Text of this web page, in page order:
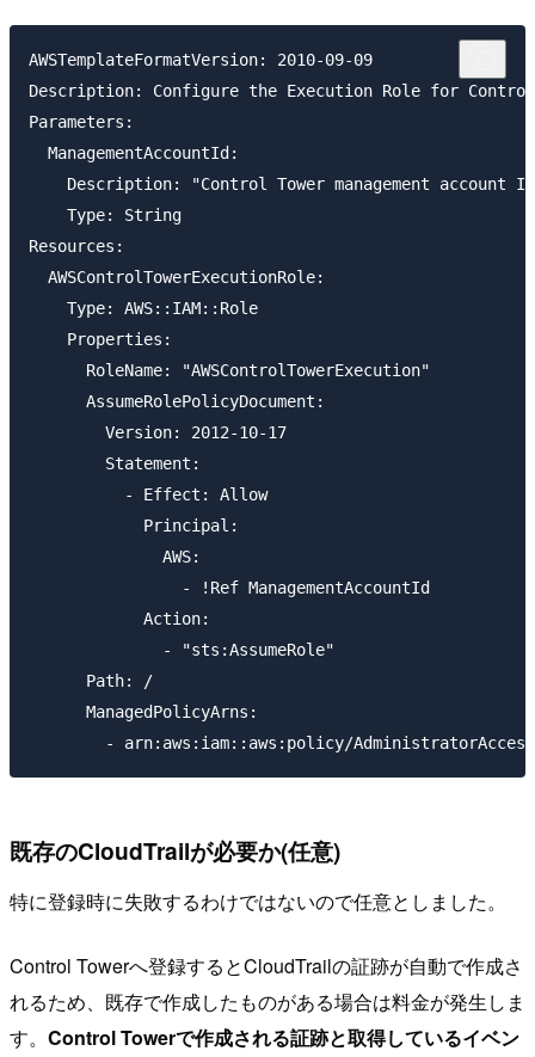
AWSTemplateFormatVersion: 2010-09-09
Description: Configure the Execution Role for Control
Parameters:
  ManagementAccountId:
Description: "Control Tower management account
    Type: String
Resources:
  AWSControlTowerExecutionRole:
    Type: AWS::IAM::Role
    Properties:
      RoleName: "AWSControlTowerExecution"
      AssumeRolePolicyDocument:
        Version: 2012-10-17
        Statement:
          - Effect: Allow
            Principal:
              AWS:
                - !Ref ManagementAccountId
            Action:
              - "sts:AssumeRole"
      Path: /
      ManagedPolicyArns:
既存のCloudTrailが必要か(任意)
特に登録時に失敗するわけではないので任意としました。
Control Towerへ登録するとCloudTrailの証跡が自動で作成さ
れるため、既存で作成したものがある場合は料金が発生しま
す。 Control Towerで作成される証跡と取得しているイベン